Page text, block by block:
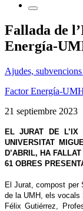
Fallada de
Energía-
Ajudes,
Factor Energía-
21 septiembre 2023
EL JURAT DE L’IX
UNIVERSITAT
D’ABRIL, HA
61 OBRES
El Jurat, compost per
de la UMH, els vocals
Félix Gutiérrez,